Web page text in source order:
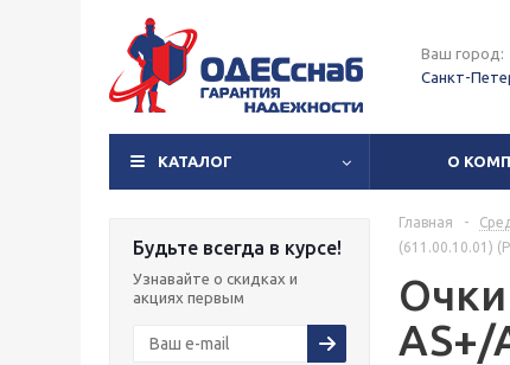
Ваш город:
Санкт-
КАТАЛОГ О
Будьте всегда в курсе!
Узнавайте о скидках и
акциях первым
Главная -
(611.00.10.01)
AS+/